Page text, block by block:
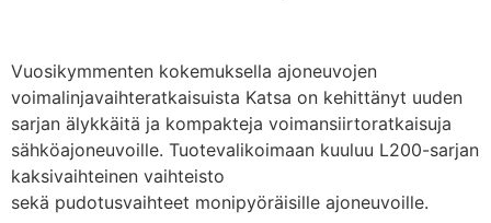
Vuosikymmenten kokemuksella ajoneuvojen
voimalinjavaihteratkaisuista Katsa on kehittänyt uuden
sarjan älykkäitä ja kompakteja voimansiirtoratkaisuja
sähköajoneuvoille. Tuotevalikoimaan kuuluu L200-sarjan
kaksivaihteinen vaihteisto
sekä pudotusvaihteet monipyöräisille ajoneuvoille.